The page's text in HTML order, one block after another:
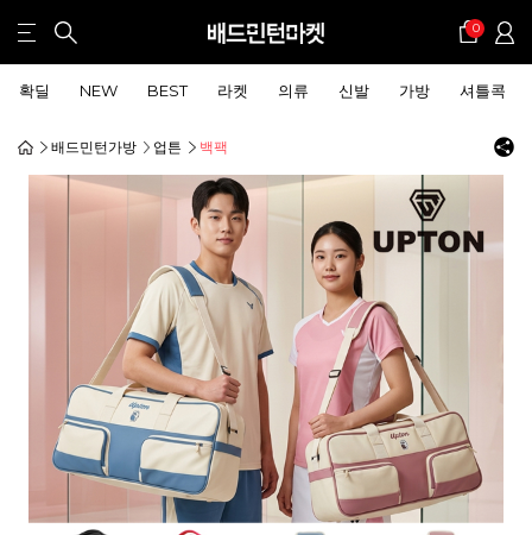
0
확딜 NEW BEST 라켓 의류 신발 가방 셔틀콕
배드민턴가방 업튼 백팩